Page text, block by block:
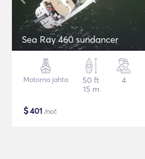
Sea Ray 460 sundancer
Motorna jahta
50 ft
15 m
4
$401 /noč